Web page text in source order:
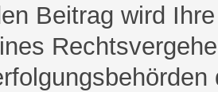
Beitrag wird